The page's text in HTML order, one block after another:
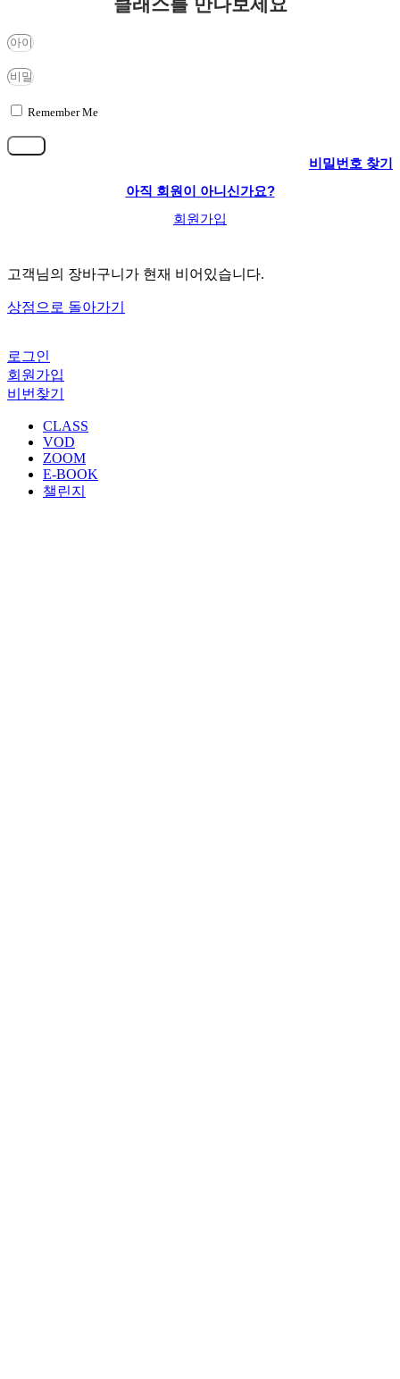
Remember Me
로그인
비밀번호 찾기
아직 회원이 아니신가요?
회원가입
고객님의 장바구니가 현재 비어있습니다.
상점으로 돌아가기
로그인
회원가입
비번찾기
CLASS
VOD
ZOOM
E-BOOK
챌린지